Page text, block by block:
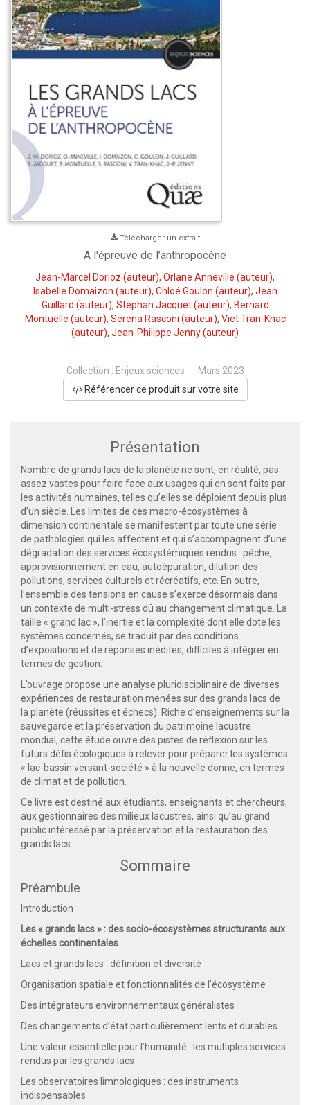
Télécharger un extrait
A l'épreuve de l’anthropocène
Jean-Marcel Dorioz (auteur), Orlane Anneville (auteur),
Isabelle Domaizon (auteur), Chloé Goulon (auteur), Jean
Guillard (auteur), Stéphan Jacquet(auteur), Bernard
Montuelle (auteur), Serena Rasconi (auteur), Viet Tran-Khac
(auteur), Jean-Philippe Jenny(auteur)
Collection : Enjeux sciences
Mars 2023
Référencer ce produit sur votre site
Présentation
Nombre de grands lacs de la planète ne sont, en réalité, pas
assez vastes pour faire face aux usages qui en sont faits par
les activités humaines, telles qu’elles se déploient depuis plus
d’un siècle. Les limites de ces macro-écosystèmes à
dimension continentale se manifestent par toute une série
de pathologies qui les affectent et qui s’accompagnent d’une
dégradation des services écosystémiques rendus : pêche,
approvisionnement en eau, autoépuration, dilution des
pollutions, services culturels et récréatifs, etc. En outre,
l’ensemble des tensions en cause s’exerce désormais dans
un contexte de multi-stress dû au changement climatique. La
taille « grand lac », l’inertie et la complexité dont elle dote les
systèmes concernés, se traduit par des conditions
d’expositions et de réponses inédites, difficiles à intégrer en
termes de gestion.
L’ouvrage propose une analyse pluridisciplinaire de diverses
expériences de restauration menées sur des grands lacs de
la planète (réussites et échecs). Riche d’enseignements sur la
sauvegarde et la préservation du patrimoine lacustre
mondial, cette étude ouvre des pistes de réflexion sur les
futurs défis écologiques à relever pour préparer les systèmes
« lac-bassin versant-société » à la nouvelle donne, en termes
de climat et de pollution.
Ce livre est destiné aux étudiants, enseignants et chercheurs,
aux gestionnaires des milieux lacustres, ainsi qu’au grand
public intéressé par la préservation et la restauration des
grands lacs.
Sommaire
Préambule
Introduction
Les « grands lacs » : des socio-écosystèmes structurants aux
échelles continentales
Lacs et grands lacs : définition et diversité
Organisation spatiale et fonctionnalités de l’écosystème
Des intégrateurs environnementaux généralistes
Des changements d’état particulièrement lents et durables
Une valeur essentielle pour l’humanité : les multiples services
rendus par les grands lacs
Les observatoires limnologiques : des instruments
indispensables